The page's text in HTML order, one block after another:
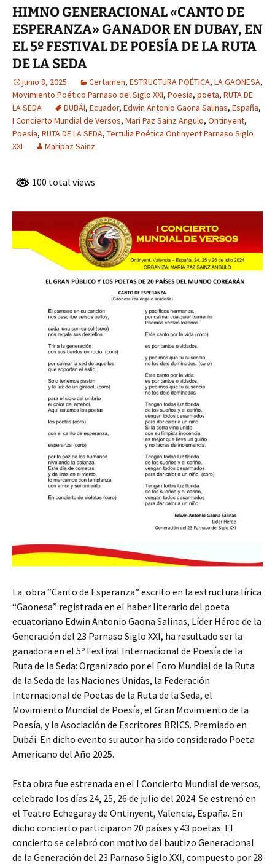
HIMNO GENERACIONAL «CANTO DE
ESPERANZA» GANADOR EN DUBAY, EN
EL 5º FESTIVAL DE POESÍA DE LA RUTA
DE LA SEDA
junio 8, 2025 Certamen, ESTRUCTURA POÉTICA, LA GAONESA,
Movimiento Poético Parnaso del Siglo XXI, Poesía, poeta, RUTA DE
LA SEDA
DUBÁI, Ecuador, Edwin Antonio Gaona Salinas, España,
I Concierto Mundial de Versos, Mari Paz Sainz Angulo, Ontinyent,
Poesía, RUTA DE LA SEDA, Tertulia Poética Ontinyent Parnaso Siglo
XXI
Maripaz Sainz
100 total views
La obra “Canto de Esperanza” escrito en la estructura lírica
“Gaonesa” registrada en el haber literario del poeta
ecuatoriano Edwin Antonio Gaona Salinas, Líder Héroe de la
Generación del 23 Parnaso Siglo XXI, ha resultado ser la
ganadora en el 5º Festival Internacional de Poesía de la
Ruta de la Seda: Organizado por el Foro Mundial de la Ruta
de la Seda de las Naciones Unidas, la Federación
Internacional de Poetas de la Ruta de la Seda, el
Movimiento Mundial de Poesía, el Gran Movimiento de la
Poesía, y la Asociación de Escritores BRICS. Premiado en
Dubái. En dicho evento su autor ha sido considerado Poeta
Americano del Año 2025.
Esta obra fue estrenada en el I Concierto Mundial de versos,
celebrado los días 24, 25, 26 de julio del 2024. Se estrenó en
el Teatro Echegaray de Ontinyent, Valencia, España. En
dicho concierto participaron 20 países y 43 poetas. El
concierto se celebró con motivo del bautizo Generacional
de la Generación del 23 Parnaso Siglo XXI, compuesto por 28